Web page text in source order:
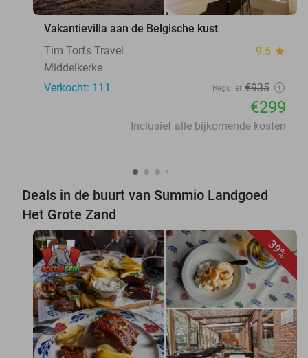
Vakantievilla aan de Belgische kust
Tim Torfs Travel
9.5 star
Middelkerke
Verkocht: 111
Regulier €935
€299
Inclusief alle bijkomende kosten
Deals in de buurt van Summio Landgoed
Het Grote Zand
39%